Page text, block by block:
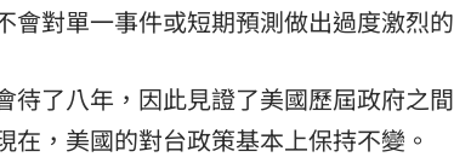
會對單一事件或短期預測做出過度激烈
了八年，因此見證了美國歷屆政府之
，美國的對台政策基本上保持不變。